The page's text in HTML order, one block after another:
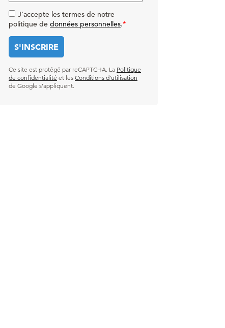
J'accepte les termes de notre
politique de données personnelles.*
Ce site est protégé par reCAPTCHA. La Politique
de confidentialité et les Conditions d’utilisation
de Google s’appliquent.